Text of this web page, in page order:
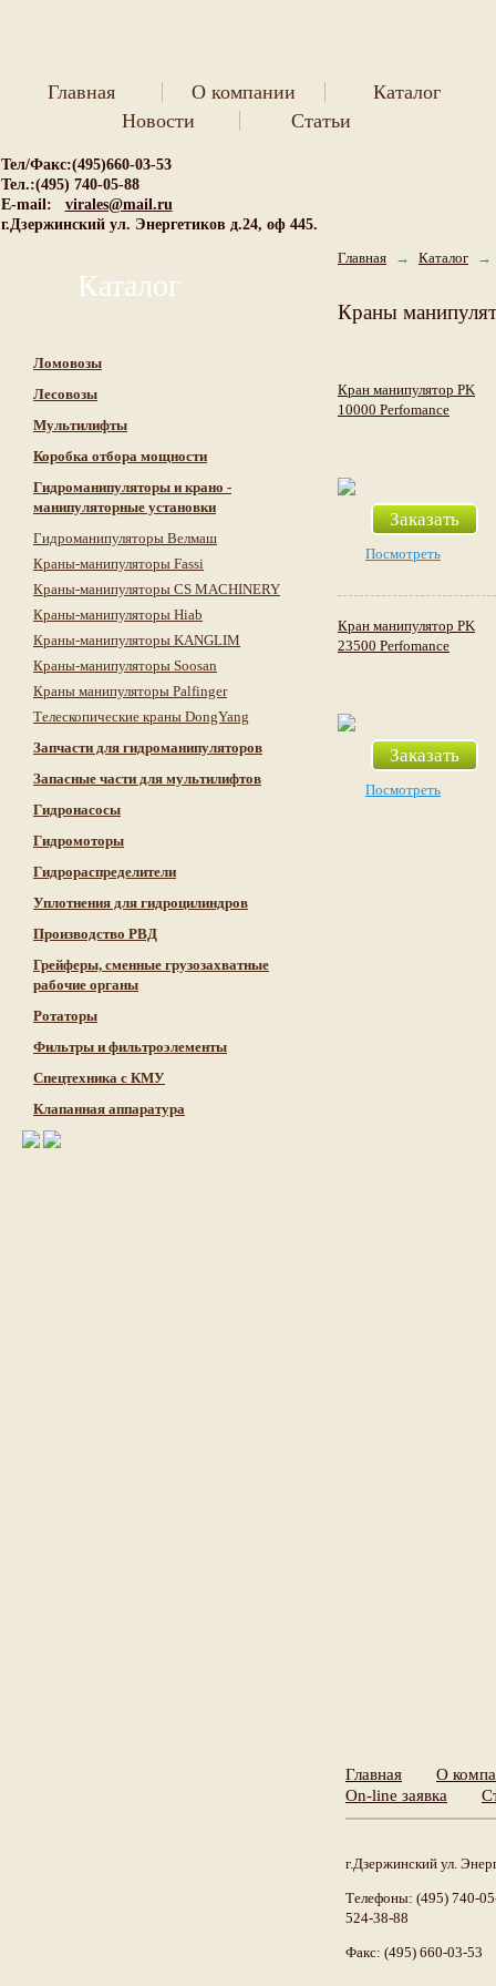
Новости Статьи
Главная О компании Каталог
Тел/Факс:(495)660-03-53
Тел.:(495) 740-05-88
E-mail:
virales@mail.ru
г.Дзержинский ул. Энергетиков д.24, оф 445.
Главная
→ Каталог →
Каталог
Ломовозы
Лесовозы
Мультилифты
Коробка отбора мощности
Гидроманипуляторы и крано -
манипуляторные установки
Гидроманипуляторы Велмаш
Краны-манипуляторы Fassi
Краны-манипуляторы CS MACHINERY
Краны-манипуляторы Hiab
Краны-манипуляторы KANGLIM
Краны-манипуляторы Soosan
Краны манипуляторы Palfinger
Телескопические краны DongYang
Запчасти для гидроманипуляторов
Запасные части для мультилифтов
Гидронасосы
Гидромоторы
Гидрораспределители
Уплотнения для гидроцилиндров
Производство РВД
Грейферы, сменные грузозахватные
рабочие органы
Ротаторы
Фильтры и фильтроэлементы
Cпецтехника с КМУ
Клапанная аппаратура
Краны
Кран манипулятор PK
10000 Perfomance
Заказать
Посмотреть
Кран манипулятор PK
23500 Perfomance
Заказать
Посмотреть
Главная
О
On-line заявка
г.Дзержинский ул.
Телефоны: (495) 740-
524-38-88
Факс: (495) 660-03-53